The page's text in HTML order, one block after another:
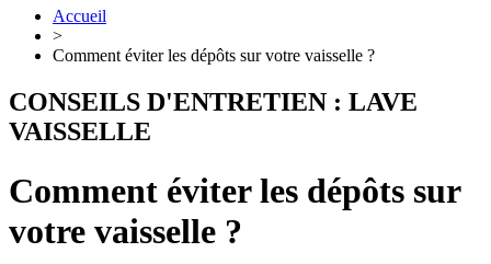
Accueil
>
Comment éviter les dépôts sur votre vaisselle ?
CONSEILS D'ENTRETIEN : LAVE
VAISSELLE
Comment éviter les dépôts sur
votre vaisselle ?